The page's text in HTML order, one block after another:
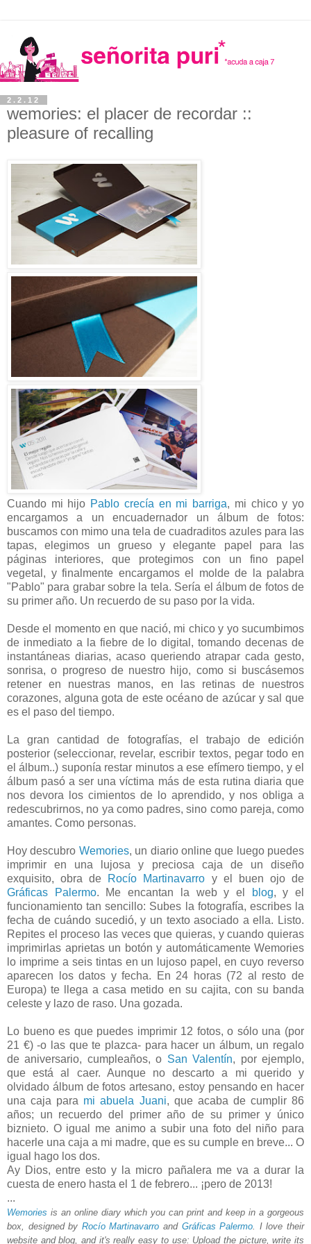
2.2.12
wemories: el placer de recordar ::
pleasure of recalling
Cuando mi hijo Pablo crecía en mi barriga, mi chico y yo
encargamos a un encuadernador un álbum de fotos:
buscamos con mimo una tela de cuadraditos azules para las
tapas, elegimos un grueso y elegante papel para las
páginas interiores, que protegimos con un fino papel
vegetal, y finalmente encargamos el molde de la palabra
"Pablo" para grabar sobre la tela. Sería el álbum de fotos de
su primer año. Un recuerdo de su paso por la vida.
Desde el momento en que nació, mi chico y yo sucumbimos
de inmediato a la fiebre de lo digital, tomando decenas de
instantáneas diarias, acaso queriendo atrapar cada gesto,
sonrisa, o progreso de nuestro hijo, como si buscásemos
retener en nuestras manos, en las retinas de nuestros
corazones, alguna gota de este océano de azúcar y sal que
es el paso del tiempo.
La gran cantidad de fotografías, el trabajo de edición
posterior (seleccionar, revelar, escribir textos, pegar todo en
el álbum..) suponía restar minutos a ese efímero tiempo, y el
álbum pasó a ser una víctima más de esta rutina diaria que
nos devora los cimientos de lo aprendido, y nos obliga a
redescubrirnos, no ya como padres, sino como pareja, como
amantes. Como personas.
Hoy descubro Wemories, un diario online que luego puedes
imprimir en una lujosa y preciosa caja de un diseño
exquisito, obra de Rocío Martinavarro y el buen ojo de
Gráficas Palermo. Me encantan la web y el blog, y el
funcionamiento tan sencillo: Subes la fotografía, escribes la
fecha de cuándo sucedió, y un texto asociado a ella. Listo.
Repites el proceso las veces que quieras, y cuando quieras
imprimirlas aprietas un botón y automáticamente Wemories
lo imprime a seis tintas en un lujoso papel, en cuyo reverso
aparecen los datos y fecha. En 24 horas (72 al resto de
Europa) te llega a casa metido en su cajita, con su banda
celeste y lazo de raso. Una gozada.
Lo bueno es que puedes imprimir 12 fotos, o sólo una (por
21 €) -o las que te plazca- para hacer un álbum, un regalo
de aniversario, cumpleaños, o San Valentín, por ejemplo,
que está al caer. Aunque no descarto a mi querido y
olvidado álbum de fotos artesano, estoy pensando en hacer
una caja para mi abuela Juani, que acaba de cumplir 86
años; un recuerdo del primer año de su primer y único
biznieto. O igual me animo a subir una foto del niño para
hacerle una caja a mi madre, que es su cumple en breve... O
igual hago los dos.
Ay Dios, entre esto y la micro pañalera me va a durar la
cuesta de enero hasta el 1 de febrero... ¡pero de 2013!
...
Wemories is an online diary which you can print and keep in a gorgeous
box, designed by Rocío Martinavarro and Gráficas Palermo . I love their
website and blog, and it's really easy to use: Upload the picture, write its